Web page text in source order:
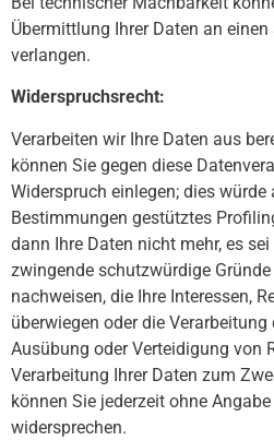
Übermittlung Ihrer Daten an
verlangen.
Widerspruchsrecht:
Verarbeiten wir Ihre Daten aus
können Sie gegen diese
Widerspruch einlegen; dies
Bestimmungen gestütztes
dann Ihre Daten nicht mehr, es
zwingende schutzwürdige
nachweisen, die Ihre Interessen,
überwiegen oder die
Ausübung oder Verteidigung von
Verarbeitung Ihrer Daten zum
können Sie jederzeit ohne
widersprechen.